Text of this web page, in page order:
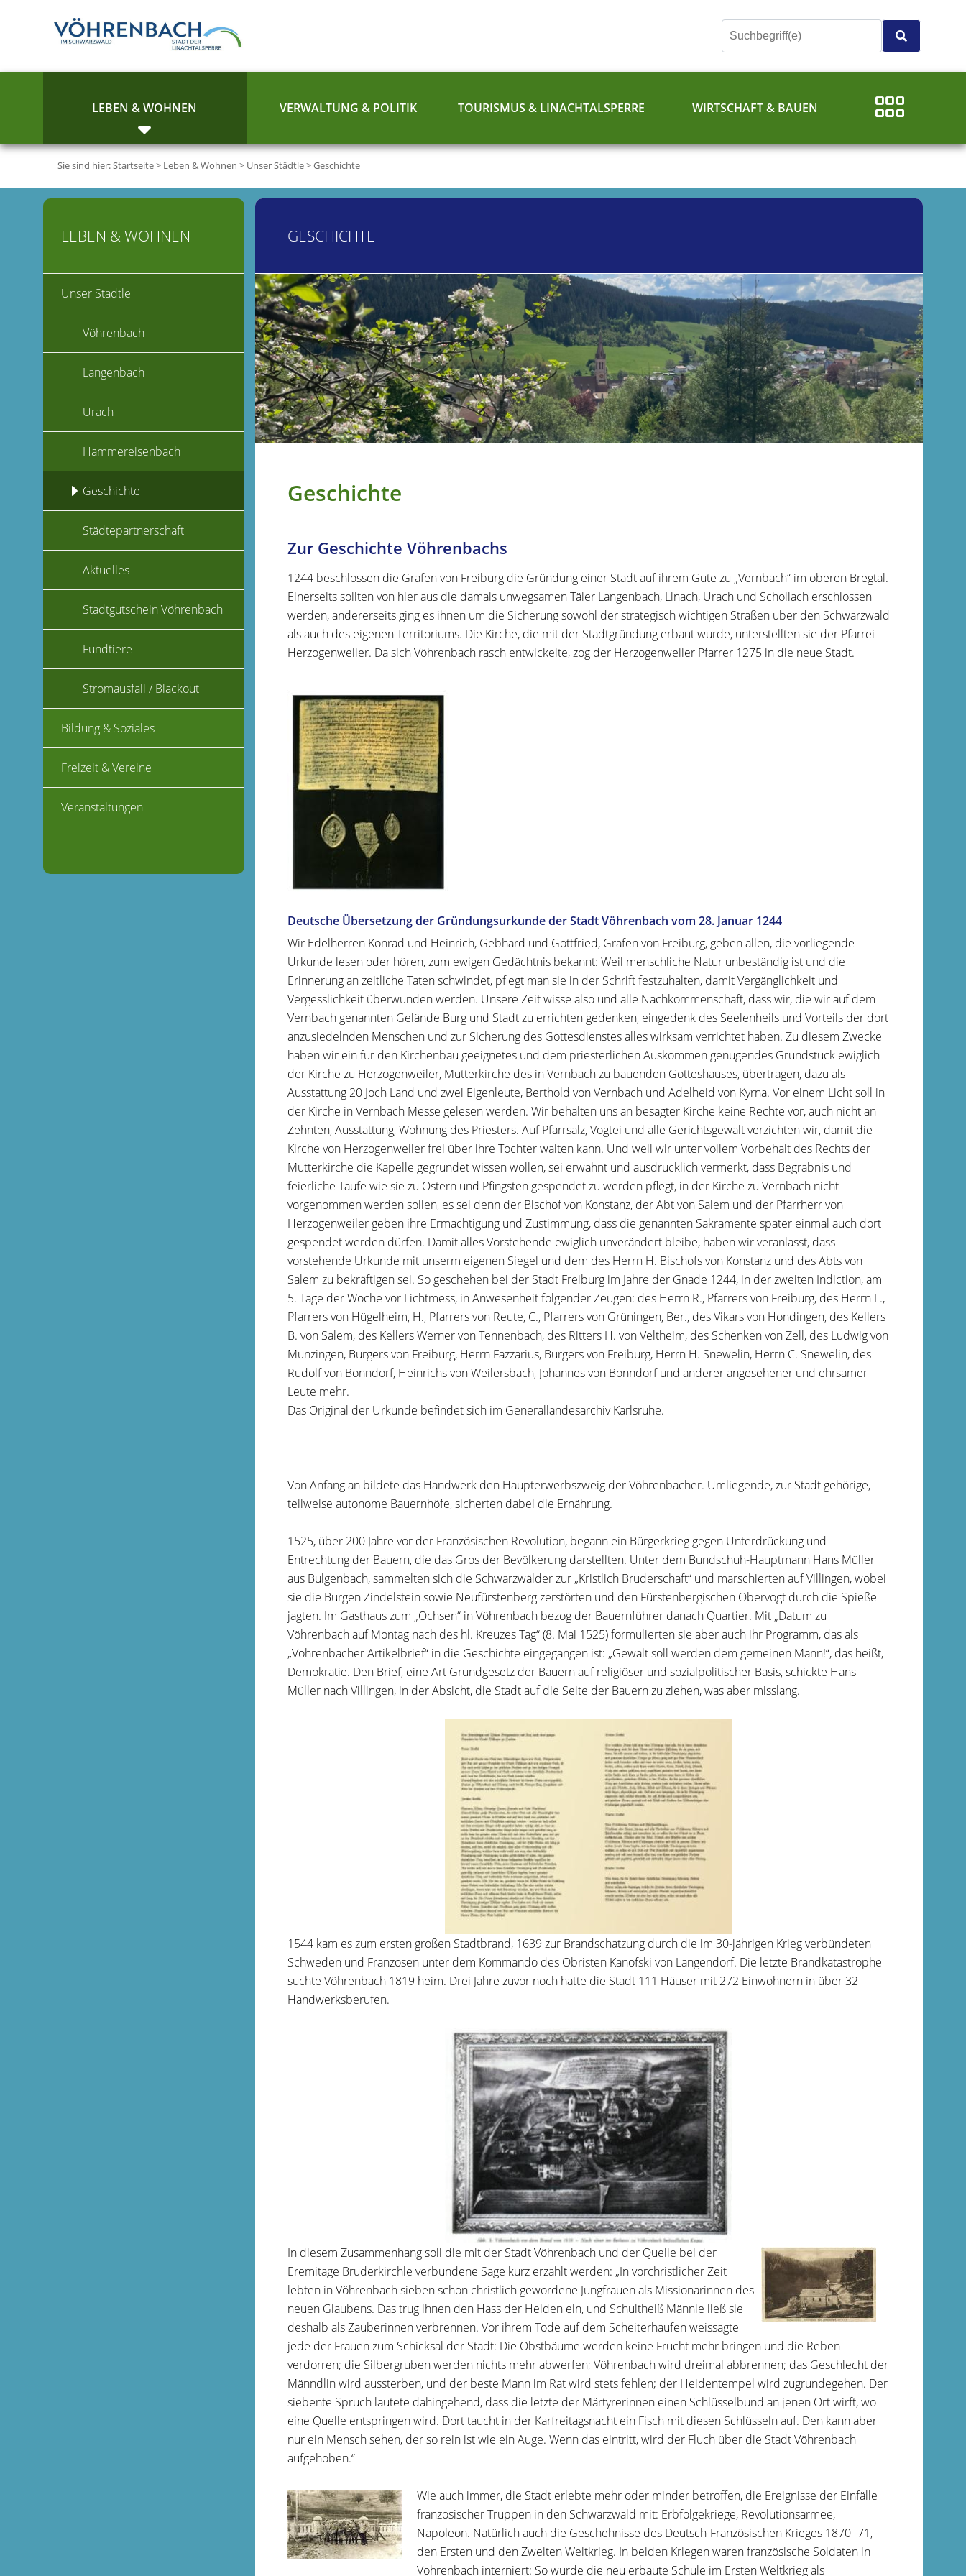
LEBEN & WOHNEN VERWALTUNG & POLITIK TOURISMUS & LINACHTALSPERRE WIRTSCHAFT & BAUEN
Sie sind hier:Startseite> Leben & Wohnen > Unser Städtle>Geschichte
GESCHICHTE
Geschichte
Zur Geschichte Vöhrenbachs
1244 beschlossen die Grafen von Freiburg die Gründung einer Stadt auf ihrem Gute zu „Vernbach“ im oberen Bregtal.
Einerseits sollten von hier aus die damals unwegsamen Täler Langenbach, Linach, Urach und Schollach erschlossen
werden, andererseits ging es ihnen um die Sicherung sowohl der strategisch wichtigen Straßen über den Schwarzwald
als auch des eigenen Territoriums. Die Kirche, die mit der Stadtgründung erbaut wurde, unterstellten sie der Pfarrei
Herzogenweiler. Da sich Vöhrenbach rasch entwickelte, zog der Herzogenweiler Pfarrer 1275 in die neue Stadt.
Deutsche Übersetzung der Gründungsurkunde der Stadt Vöhrenbach vom 28. Januar 1244
Wir Edelherren Konrad und Heinrich, Gebhard und Gottfried, Grafen von Freiburg, geben allen, die vorliegende
Urkunde lesen oder hören, zum ewigen Gedächtnis bekannt: Weil menschliche Natur unbeständig ist und die
Erinnerung an zeitliche Taten schwindet, pflegt man sie in der Schrift festzuhalten, damit Vergänglichkeit und
Vergesslichkeit überwunden werden. Unsere Zeit wisse also und alle Nachkommenschaft, dass wir, die wir auf dem
Vernbach genannten Gelände Burg und Stadt zu errichten gedenken, eingedenk des Seelenheils und Vorteils der dort
anzusiedelnden Menschen und zur Sicherung des Gottesdienstes alles wirksam verrichtet haben. Zu diesem Zwecke
haben wir ein für den Kirchenbau geeignetes und dem priesterlichen Auskommen genügendes Grundstück ewiglich
der Kirche zu Herzogenweiler, Mutterkirche des in Vernbach zu bauenden Gotteshauses, übertragen, dazu als
Ausstattung 20 Joch Land und zwei Eigenleute, Berthold von Vernbach und Adelheid von Kyrna. Vor einem Licht soll in
der Kirche in Vernbach Messe gelesen werden. Wir behalten uns an besagter Kirche keine Rechte vor, auch nicht an
Zehnten, Ausstattung, Wohnung des Priesters. Auf Pfarrsalz, Vogtei und alle Gerichtsgewalt verzichten wir, damit die
Kirche von Herzogenweiler frei über ihre Tochter walten kann. Und weil wir unter vollem Vorbehalt des Rechts der
Mutterkirche die Kapelle gegründet wissen wollen, sei erwähnt und ausdrücklich vermerkt, dass Begräbnis und
feierliche Taufe wie sie zu Ostern und Pfingsten gespendet zu werden pflegt, in der Kirche zu Vernbach nicht
vorgenommen werden sollen, es sei denn der Bischof von Konstanz, der Abt von Salem und der Pfarrherr von
Herzogenweiler geben ihre Ermächtigung und Zustimmung, dass die genannten Sakramente später einmal auch dort
gespendet werden dürfen. Damit alles Vorstehende ewiglich unverändert bleibe, haben wir veranlasst, dass
vorstehende Urkunde mit unserm eigenen Siegel und dem des Herrn H. Bischofs von Konstanz und des Abts von
Salem zu bekräftigen sei. So geschehen bei der Stadt Freiburg im Jahre der Gnade 1244, in der zweiten Indiction, am
5. Tage der Woche vor Lichtmess, in Anwesenheit folgender Zeugen: des Herrn R., Pfarrers von Freiburg, des Herrn L.,
Pfarrers von Hügelheim, H., Pfarrers von Reute, C., Pfarrers von Grüningen, Ber., des Vikars von Hondingen, des Kellers
B. von Salem, des Kellers Werner von Tennenbach, des Ritters H. von Veltheim, des Schenken von Zell, des Ludwig von
Munzingen, Bürgers von Freiburg, Herrn Fazzarius, Bürgers von Freiburg, Herrn H. Snewelin, Herrn C. Snewelin, des
Rudolf von Bonndorf, Heinrichs von Weilersbach, Johannes von Bonndorf und anderer angesehener und ehrsamer
Leute mehr.
Das Original der Urkunde befindet sich im Generallandesarchiv Karlsruhe.
Von Anfang an bildete das Handwerk den Haupterwerbszweig der Vöhrenbacher. Umliegende, zur Stadt gehörige,
teilweise autonome Bauernhöfe, sicherten dabei die Ernährung.
1525, über 200 Jahre vor der Französischen Revolution, begann ein Bürgerkrieg gegen Unterdrückung und
Entrechtung der Bauern, die das Gros der Bevölkerung darstellten. Unter dem Bundschuh-Hauptmann Hans Müller
aus Bulgenbach, sammelten sich die Schwarzwälder zur „Kristlich Bruderschaft“ und marschierten auf Villingen, wobei
sie die Burgen Zindelstein sowie Neufürstenberg zerstörten und den Fürstenbergischen Obervogt durch die Spieße
jagten. Im Gasthaus zum „Ochsen“ in Vöhrenbach bezog der Bauernführer danach Quartier. Mit „Datum zu
Vöhrenbach auf Montag nach des hl. Kreuzes Tag“ (8. Mai 1525) formulierten sie aber auch ihr Programm, das als
„Vöhrenbacher Artikelbrief“ in die Geschichte eingegangen ist: „Gewalt soll werden dem gemeinen Mann!“, das heißt,
Demokratie. Den Brief, eine Art Grundgesetz der Bauern auf religiöser und sozialpolitischer Basis, schickte Hans
Müller nach Villingen, in der Absicht, die Stadt auf die Seite der Bauern zu ziehen, was aber misslang.
1544 kam es zum ersten großen Stadtbrand, 1639 zur Brandschatzung durch die im 30-jährigen Krieg verbündeten
Schweden und Franzosen unter dem Kommando des Obristen Kanofski von Langendorf. Die letzte Brandkatastrophe
suchte Vöhrenbach 1819 heim. Drei Jahre zuvor noch hatte die Stadt 111 Häuser mit 272 Einwohnern in über 32
Handwerksberufen.
In diesem Zusammenhang soll die mit der Stadt Vöhrenbach und der Quelle bei der
Eremitage Bruderkirchle verbundene Sage kurz erzählt werden: „In vorchristlicher Zeit
lebten in Vöhrenbach sieben schon christlich gewordene Jungfrauen als Missionarinnen des
neuen Glaubens. Das trug ihnen den Hass der Heiden ein, und Schultheiß Männle ließ sie
deshalb als Zauberinnen verbrennen. Vor ihrem Tode auf dem Scheiterhaufen weissagte
jede der Frauen zum Schicksal der Stadt: Die Obstbäume werden keine Frucht mehr bringen und die Reben
verdorren; die Silbergruben werden nichts mehr abwerfen; Vöhrenbach wird dreimal abbrennen; das Geschlecht der
Männdlin wird aussterben, und der beste Mann im Rat wird stets fehlen; der Heidentempel wird zugrundegehen. Der
siebente Spruch lautete dahingehend, dass die letzte der Märtyrerinnen einen Schlüsselbund an jenen Ort wirft, wo
eine Quelle entspringen wird. Dort taucht in der Karfreitagsnacht ein Fisch mit diesen Schlüsseln auf. Den kann aber
nur ein Mensch sehen, der so rein ist wie ein Auge. Wenn das eintritt, wird der Fluch über die Stadt Vöhrenbach
aufgehoben.“
Wie auch immer, die Stadt erlebte mehr oder minder betroffen, die Ereignisse der Einfälle
französischer Truppen in den Schwarzwald mit: Erbfolgekriege, Revolutionsarmee,
Napoleon. Natürlich auch die Geschehnisse des Deutsch-Französischen Krieges 1870 -71,
den Ersten und den Zweiten Weltkrieg. In beiden Kriegen waren französische Soldaten in
Vöhrenbach interniert: So wurde die neu erbaute Schule im Ersten Weltkrieg als
LEBEN & WOHNEN
Unser Städtle
Vöhrenbach
Langenbach
Urach
Hammereisenbach
Geschichte
Städtepartnerschaft
Aktuelles
Stadtgutschein Vöhrenbach
Fundtiere
Stromausfall / Blackout
Bildung & Soziales
Freizeit & Vereine
Veranstaltungen